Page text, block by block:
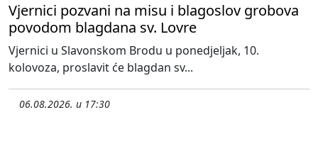
Vjernici pozvani na misu i blagoslov grobova
povodom blagdana sv. Lovre
Vjernici u Slavonskom Brodu u ponedjeljak, 10.
kolovoza, proslavit će blagdan sv...
06.08.2026. u 17:30